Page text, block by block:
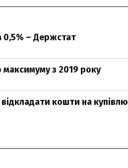
0,5% – Держстат
максимуму з 2019 року
відкладати кошти на купівлю